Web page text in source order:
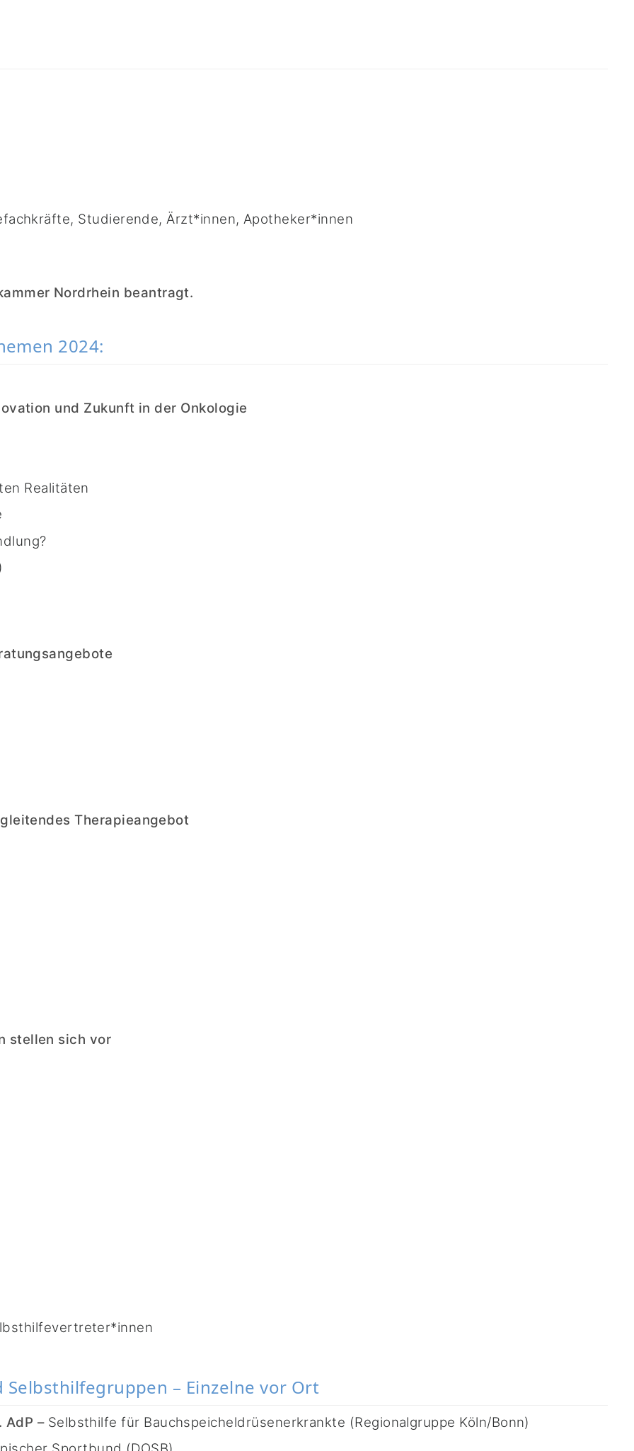
Studierende, Ärzt*innen, Apotheker*innen
Nordrhein beantragt.
2024:
und Zukunft in der Onkologie
Realitäten
Therapieangebot
stellen sich vor
– Einzelne vor Ort
AdP – Selbsthilfe für Bauchspeicheldrüsenerkrankte (Regionalgruppe Köln/Bonn)